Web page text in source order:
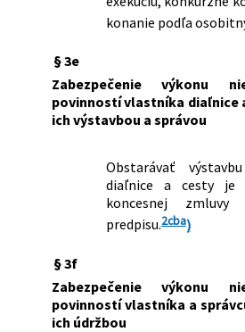
konanie podľa
§ 3e
Zabezpečenie výkonu
povinností vlastníka diaľnice
ich výstavbou a správou
Obstarávať
diaľnice a cesty je
koncesnej
predpisu.2cba)
§ 3f
Zabezpečenie výkonu
povinností vlastníka a
ich údržbou